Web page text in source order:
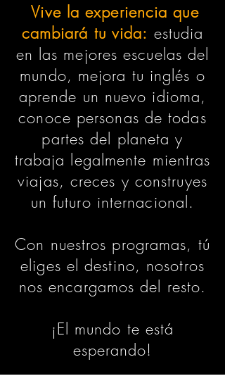
Vive la experiencia que
cambiará tu vida: estudia
en las mejores escuelas del
mundo, mejora tu inglés o
aprende un nuevo idioma,
conoce personas de todas
partes del planeta y
trabaja legalmente mientras
viajas, creces y construyes
un futuro internacional.
Con nuestros programas, tú
eliges el destino, nosotros
nos encargamos del resto.
¡El mundo te está
esperando!